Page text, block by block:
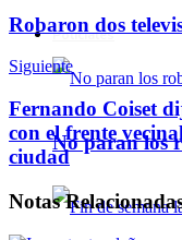
Policiales
No paran los
Robaron dos
Siguiente
Fernando Coiset
con el frente
ciudad
Notas